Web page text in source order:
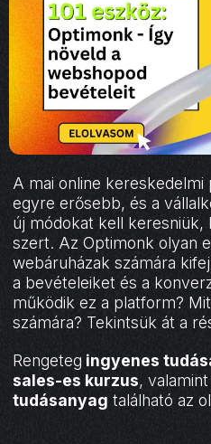
A mai online kereskedelmi
egyre erősebb, és a
új módokat kell
szert. Az Optimonk olyan
webáruházak számára
a bevételeiket és a
működik ez a platform?
számára? Tekintsük át a
Rengeteg ingyenes
sales-es kurzus, valamint
tudásanyag található az